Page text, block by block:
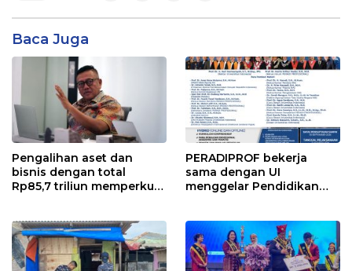
Baca Juga
Pengalihan aset dan
bisnis dengan total
Rp85,7 triliun memperkuat
dari 90% aset jaringan
Telkom
PERADIPROF bekerja
sama dengan UI
menggelar Pendidikan